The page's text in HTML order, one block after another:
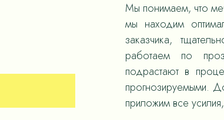
Мы понимаем, что
мы находим
заказчика,
работаем по
подрастают в
прогнозируемыми.
приложим все